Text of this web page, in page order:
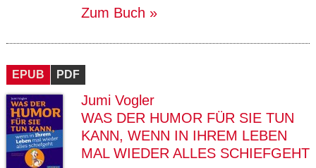
Zum Buch
EPUB PDF
Jumi Vogler
WAS DER HUMOR FÜR SIE TUN
KANN, WENN IN IHREM LEBEN
MAL WIEDER ALLES SCHIEFGEHT